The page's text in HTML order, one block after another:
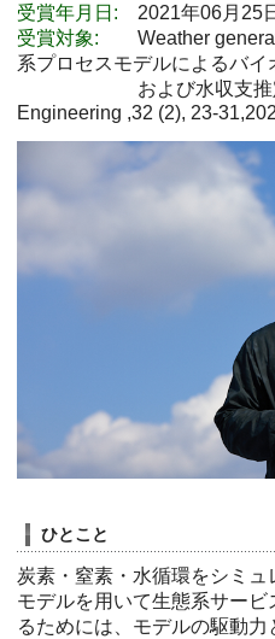
受賞年月日: 2021年06月25
受賞対象: Weather
系プロセスモデルによるバイ
および水収支推定に
Engineering ,32 (2), 23-
ひとこと
炭素・窒素・水循環をシミ
モデルを用いて生態系サー
るためには、モデルの駆動